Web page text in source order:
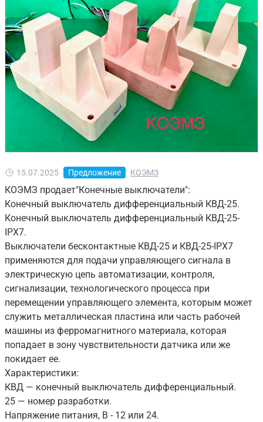
15.07.2025 Предложение КОЭМЗ
КОЭМЗ продает"Конечные выключатели":
Конечный выключатель дифференциальный КВД-25.
Конечный выключатель дифференциальный КВД-25-
IPX7.
Выключатели бесконтактные КВД-25 и КВД-25-IPX7
применяются для подачи управляющего сигнала в
электрическую цепь автоматизации, контроля,
сигнализации, технологического процесса при
перемещении управляющего элемента, которым может
служить металлическая пластина или часть рабочей
машины из ферромагнитного материала, которая
попадает в зону чувствительности датчика или же
покидает ее.
Характеристики:
КВД — конечный выключатель дифференциальный.
25 — номер разработки.
Напряжение питания, В - 12 или 24.